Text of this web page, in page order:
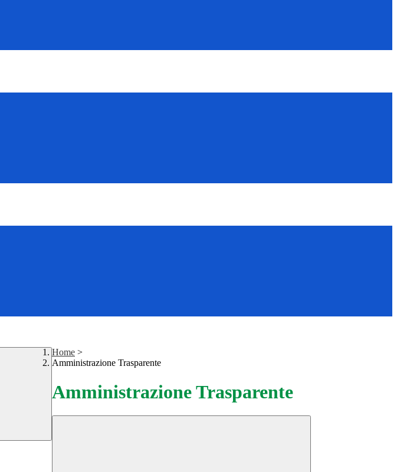
Home >
Amministrazione Trasparente
Amministrazione Trasparente